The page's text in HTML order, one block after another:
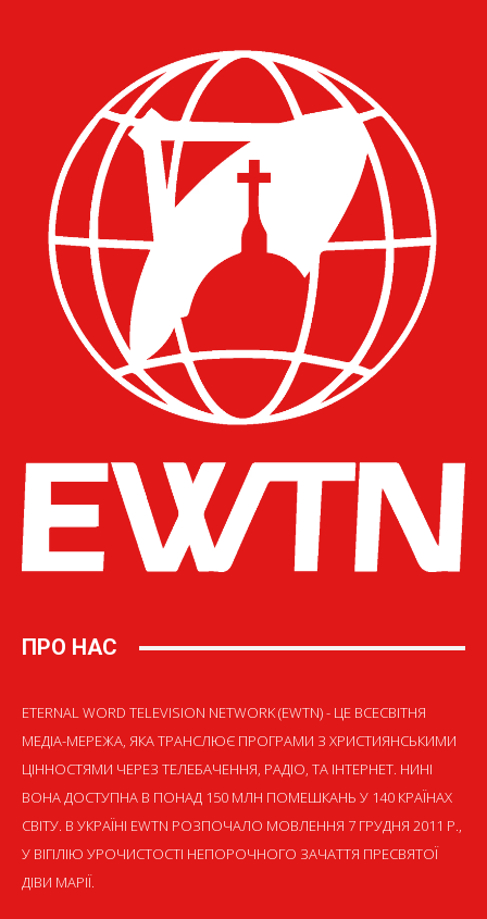
ПРО НАС
ETERNAL WORD TELEVISION NETWORK (EWTN) - ЦЕ ВСЕСВІТНЯ
МЕДІА-МЕРЕЖА, ЯКА ТРАНСЛЮЄ ПРОГРАМИ З ХРИСТИЯНСЬКИМИ
ЦІННОСТЯМИ ЧЕРЕЗ ТЕЛЕБАЧЕННЯ, РАДІО, ТА ІНТЕРНЕТ. НИНІ
ВОНА ДОСТУПНА В ПОНАД 150 МЛН ПОМЕШКАНЬ У 140 КРАЇНАХ
СВІТУ. В УКРАЇНІ EWTN РОЗПОЧАЛО МОВЛЕННЯ 7 ГРУДНЯ 2011 Р.,
У ВІГІЛІЮ УРОЧИСТОСТІ НЕПОРОЧНОГО ЗАЧАТТЯ ПРЕСВЯТОЇ
ДІВИ МАРІЇ.